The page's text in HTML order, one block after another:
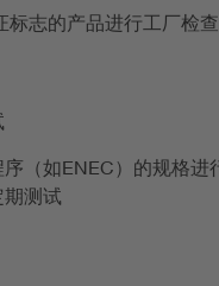
标志的产品进行工厂检查
（如ENEC）的规格进
测试